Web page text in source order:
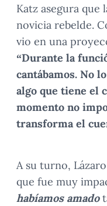
Katz asegura que
novicia rebelde.
vio en una
“Durante la
cantábamos. No
algo que tiene el
momento no
transforma el
A su turno,
que fue muy
habíamos amado